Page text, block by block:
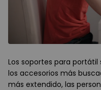
Los soportes para
los accesorios más
más extendido, las